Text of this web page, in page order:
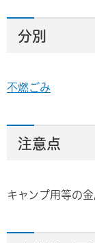
分別
不燃ごみ
注意点
キャンプ用等の